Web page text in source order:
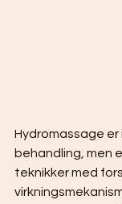
Hydromassage er
behandling, men
teknikker med